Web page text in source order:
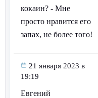
кокаин? - Мне
просто нравится его
запах, не более того!
21 января 2023 в
19:19
Евгений